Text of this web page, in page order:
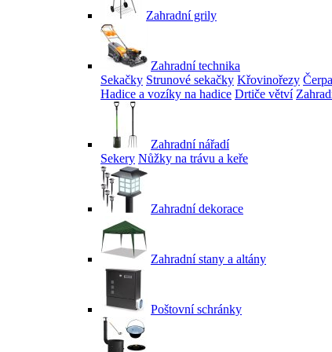
Zahradní grily
Zahradní technika
Sekačky Strunové sekačky Křovinořezy
Hadice a vozíky na hadice Drtiče větví
Zahradní nářadí
Sekery Nůžky na trávu a keře
Zahradní dekorace
Zahradní stany a altány
Poštovní schránky